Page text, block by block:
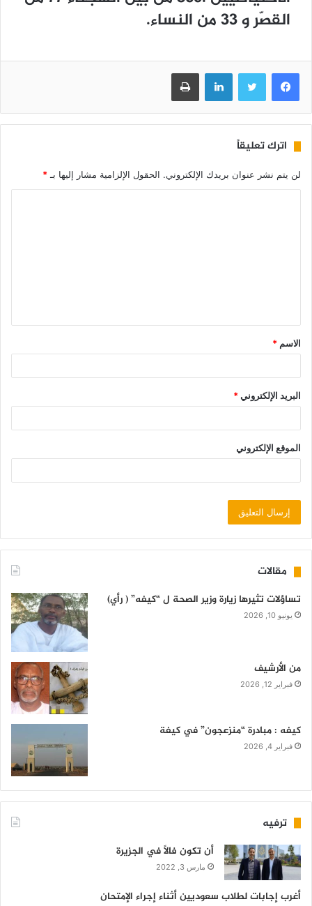
ﺍﻟﻘﺼّﺮ ﻭ 33 ﻣﻦ ﺍﻟﻨﺴﺎﺀ.
فيسبوك تويتر لينكدإن طباعة
اترك تعليقاً
لن يتم نشر عنوان بريدك الإلكتروني. الحقول الإلزامية مشار إليها بـ*
الاسم *
البريد الإلكتروني*
الموقع الإلكتروني
مقالات
تساؤلات تثيرها زيارة وزير الصحة ل “كيفه” ( رأي)
يونيو 10, 2026
من الأرشيف
فبراير 12, 2026
كيفه : مبادرة “منزعجون” في كيفة
فبراير 4, 2026
ترفيه
أن تكون فالاً في الجزيرة
مارس 3, 2022
أغرب إجابات لطلاب سعوديين أثناء إجراء الإمتحان